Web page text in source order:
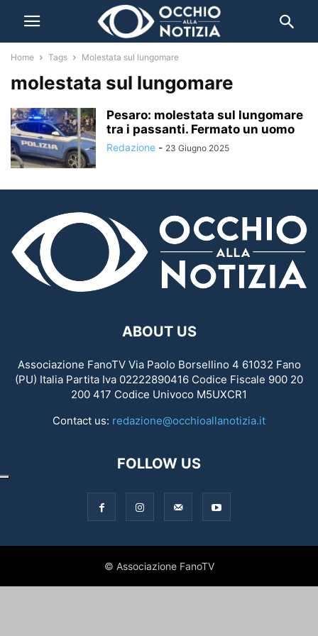
Home Tags Molestata sul lungomare
molestata sul lungomare
Pesaro: molestata sul lungomare
tra i passanti. Fermato un uomo
Redazione - 23 Giugno 2025
ABOUT US
Associazione FanoTV Via Paolo Borsellino 4 61032 Fano
(PU) Italia Partita Iva 02222890416 Codice Fiscale 900 20
200 417 Codice Univoco M5UXCR1
Contact us: redazione@occhioallanotizia.it
FOLLOW US
© Associazione FanoTV